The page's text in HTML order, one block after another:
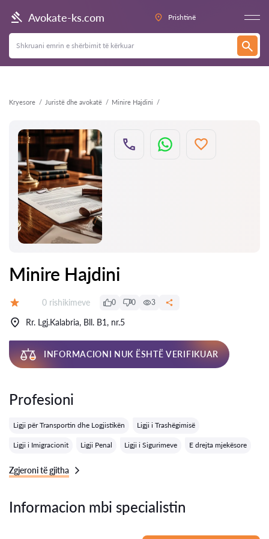
Avokate-ks.com Prishtinë
Kryesore Juristë dhe avokatë Minire Hajdini
Kthehu
Minire Hajdini
Rishikime:
0 rishikimeve 0 0 3
Rr. Lgj.Kalabria, Bll. B1, nr.5
INFORMACIONI NUK ËSHTË VERIFIKUAR
Profesioni
Ligji për Transportin dhe Logjistikën Ligji i Trashëgimisë
Ligji i Imigracionit Ligji Penal Ligji i Sigurimeve E drejta mjekësore
Zgjeroni të gjitha
Informacion mbi specialistin